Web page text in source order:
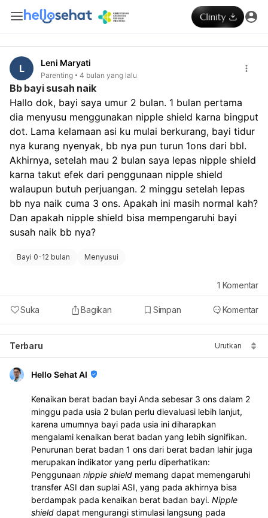
L Leni Maryati
Parenting 4 bulan yang lalu
Bb bayi susah naik
Hallo dok, bayi saya umur 2 bulan. 1 bulan pertama
dia menyusu menggunakan nipple shield karna bingput
dot. Lama kelamaan asi ku mulai berkurang, bayi tidur
nya kurang nyenyak, bb nya pun turun 1ons dari bbl.
Akhirnya, setelah mau 2 bulan saya lepas nipple shield
karna takut efek dari penggunaan nipple shield
walaupun butuh perjuangan. 2 minggu setelah lepas
bb nya naik cuma 3 ons. Apakah ini masih normal kah?
Dan apakah nipple shield bisa mempengaruhi bayi
susah naik bb nya?
Bayi 0-12 bulan Menyusui
Suka Bagikan Simpan Komentar
1 Komentar
Terbaru Urutkan
Hello Sehat AI
Kenaikan berat badan bayi Anda sebesar 3 ons dalam 2
minggu pada usia 2 bulan perlu dievaluasi lebih lanjut,
karena umumnya bayi pada usia ini diharapkan
mengalami kenaikan berat badan yang lebih signifikan.
Penurunan berat badan 1 ons dari berat badan lahir juga
merupakan indikator yang perlu diperhatikan:
Penggunaan nipple shield memang dapat memengaruhi
transfer ASI dan suplai ASI, yang pada akhirnya bisa
berdampak pada kenaikan berat badan bayi. Nipple
shield dapat mengurangi stimulasi langsung pada